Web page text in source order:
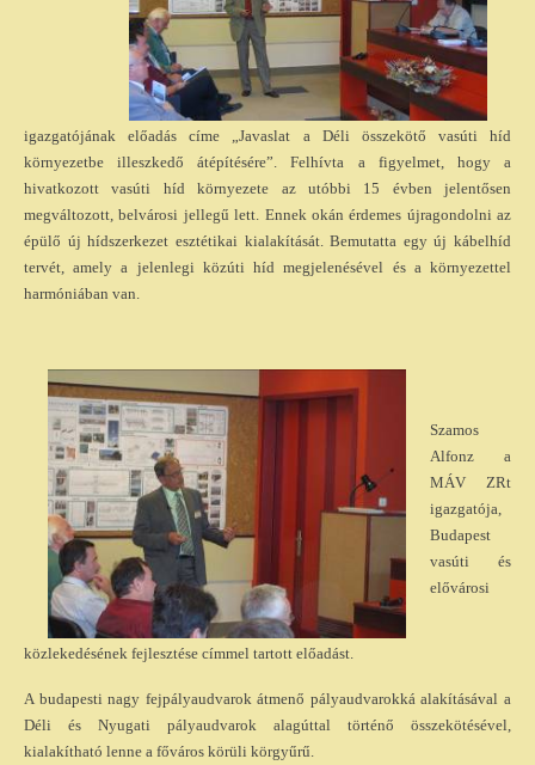
igazgatójának előadás címe „Javaslat a Déli összekötő vasúti híd
környezetbe illeszkedő átépítésére”. Felhívta a figyelmet, hogy a
hivatkozott vasúti híd környezete az utóbbi 15 évben jelentősen
megváltozott, belvárosi jellegű lett. Ennek okán érdemes újragondolni az
épülő új hídszerkezet esztétikai kialakítását. Bemutatta egy új kábelhíd
tervét, amely a jelenlegi közúti híd megjelenésével és a környezettel
harmóniában van.
Szamos
Alfonz a
MÁV ZRt
igazgatója,
Budapest
vasúti és
elővárosi
közlekedésének fejlesztése címmel tartott előadást.
A budapesti nagy fejpályaudvarok átmenő pályaudvarokká alakításával a
Déli és Nyugati pályaudvarok alagúttal történő összekötésével,
kialakítható lenne a főváros körüli körgyűrű.